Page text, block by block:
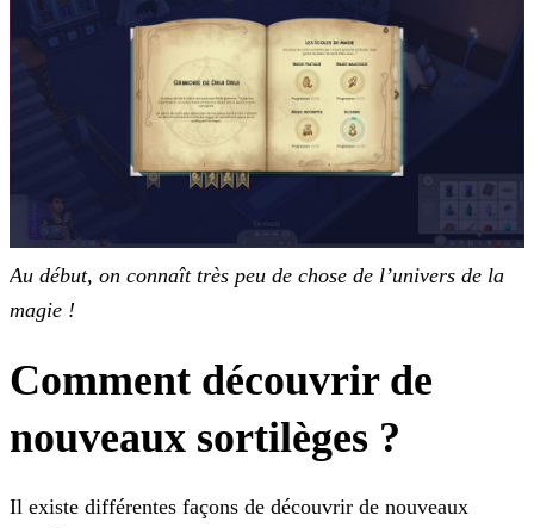
Au début, on connaît très peu de chose de l’univers de la
magie !
Comment découvrir de
nouveaux sortilèges ?
Il existe différentes façons de découvrir de nouveaux